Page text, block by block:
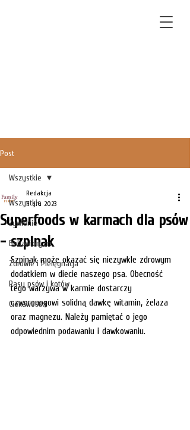
Post
Wszystkie
Żywienie
Behawioryzm
Zdrowie i Pielęgnacja
Rasy psów i kotów
Ciekawostki
Wszystkie
Superfoods w karmach dla psów
- szpinak
Redakcja
11 gru 2023
Szpinak może okazać się niezywkle zdrowym
dodatkiem w diecie naszego psa. Obecność
tego warzywa w karmie dostarczy
czworonogowi solidną dawkę witamin, żelaza
oraz magnezu. Należy pamiętać o jego
odpowiednim podawaniu i dawkowaniu.